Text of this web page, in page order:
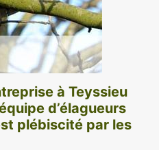
à Teyssieu
d’élagueurs
plébiscité par les